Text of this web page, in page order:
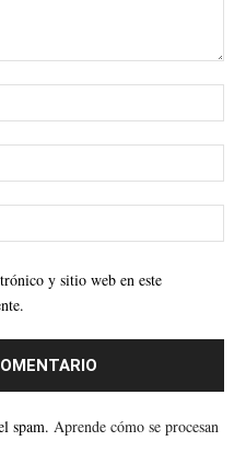
y sitio web en este
spam. Aprende cómo se procesan